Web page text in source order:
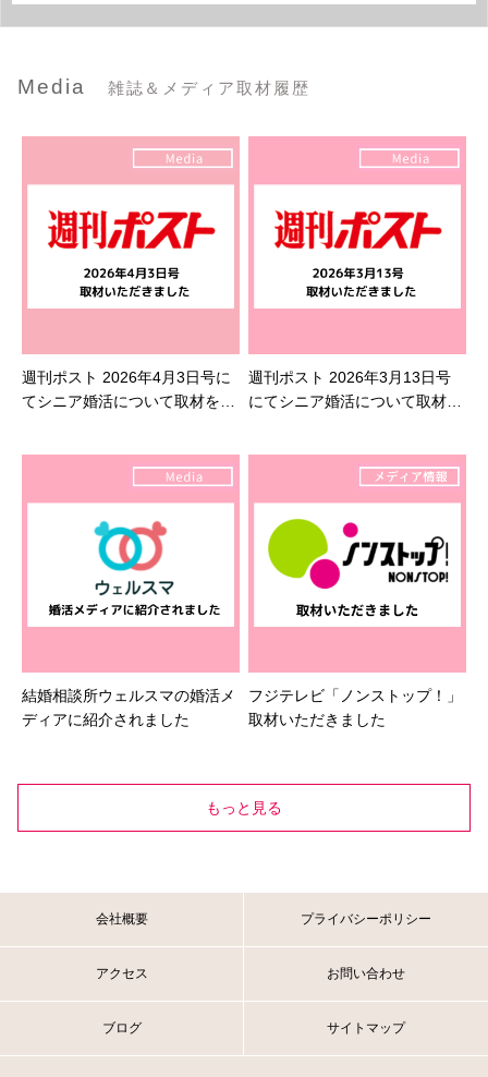
Media 雑誌＆メディア取材履歴
週刊ポスト 2026年4月3日号に
てシニア婚活について取材を受
週刊ポスト 2026年3月13日号
にてシニア婚活について取材を
結婚相談所ウェルスマの婚活メ
ディアに紹介されました
フジテレビ「ノンストップ！」
取材いただきました
もっと見る
会社概要 プライバシーポリシー
アクセス お問い合わせ
ブログ サイトマップ